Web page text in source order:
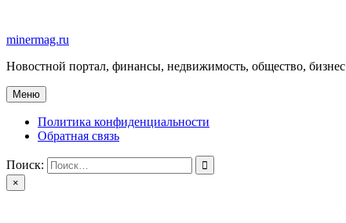
содержимому
minermag.ru
Новостной портал, финансы, недвижимость, общество, бизнес
Меню
Политика конфиденциальности
Обратная связь
Поиск:
×